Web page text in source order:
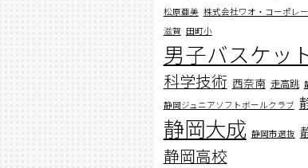
松原亜美 株式会社ワオ・コーポレ
滋賀 田町小
男子バスケッ
科学技術 西奈南 走高跳
静岡ジュニアソフトボールクラブ
静岡大成 静岡市選抜
静岡高校